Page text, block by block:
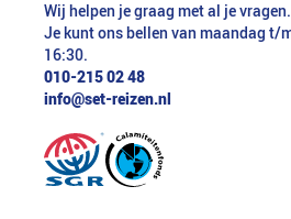
Wij helpen je graag met al je vragen.
Je kunt ons bellen van maandag t/
16:30.
010-215 02 48
info@set-reizen.nl